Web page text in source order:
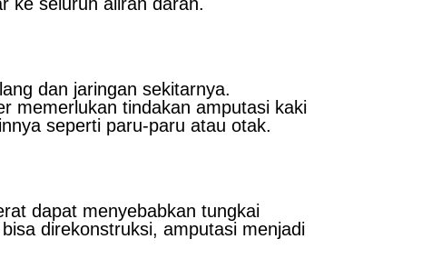
dan jaringan sekitarnya.
memerlukan tindakan amputasi kaki
seperti paru-paru atau otak.
dapat menyebabkan tungkai
direkonstruksi, amputasi menjadi